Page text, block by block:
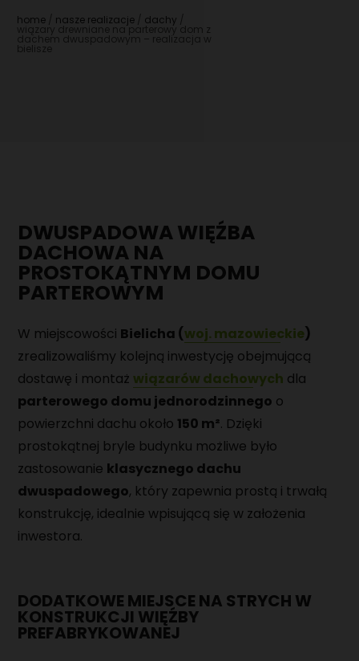
DOMY Z TARASEM
NASZ DOM POKAZOWY
PRZYDATNA WIEDZA
EKIPY BUDOWLANE DO MONTAŻU DOMÓW
PREFABRYKOWANYCH
EKIPY DO WYKONYWANIA PŁYT FUNDAMENTOWYCH
OPERATOR CNC - OBRÓBKA DREWNA
MAGAZYNIER
PRACOWNIK PRODUKCJI
MONTER URZĄDZEŃ MECHANICZNYCH
home nasze realizacje dachy
wiązary drewniane na parterowy dom z
dachem dwuspadowym – realizacja w
bielisze
DWUSPADOWA WIĘŹBA
DACHOWA NA
PROSTOKĄTNYM DOMU
PARTEROWYM
W miejscowości Bielicha (woj. mazowieckie)
zrealizowaliśmy kolejną inwestycję obejmującą
dostawę i montażwiązarów dachowych dla
parterowego domu jednorodzinnego o
powierzchni dachu około 150 m². Dzięki
prostokątnej bryle budynku możliwe było
zastosowanie klasycznego dachu
dwuspadowego, który zapewnia prostą i trwałą
konstrukcję, idealnie wpisującą się w założenia
inwestora.
DODATKOWE MIEJSCE NA STRYCH W
KONSTRUKCJI WIĘŹBY
PREFABRYKOWANEJ